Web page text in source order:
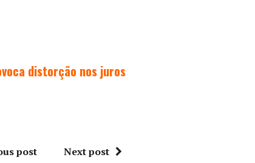
distorção nos juros
post Next post